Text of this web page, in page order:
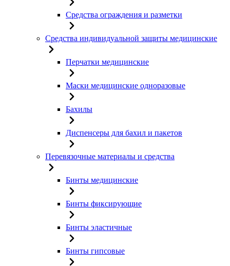
Средства ограждения и разметки
Средства индивидуальной защиты медицинские
Перчатки медицинские
Маски медицинские одноразовые
Бахилы
Диспенсеры для бахил и пакетов
Перевязочные материалы и средства
Бинты медицинские
Бинты фиксирующие
Бинты эластичные
Бинты гипсовые